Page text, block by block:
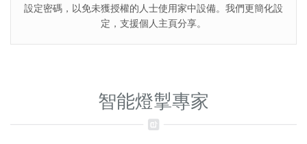
設定密碼，以免未獲授權的人士使用家中設備。我們更簡化設
定，支援個人主頁分享。
智能燈掣專家